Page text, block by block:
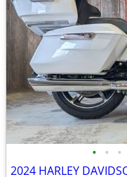
• • •
2024 HARLEY